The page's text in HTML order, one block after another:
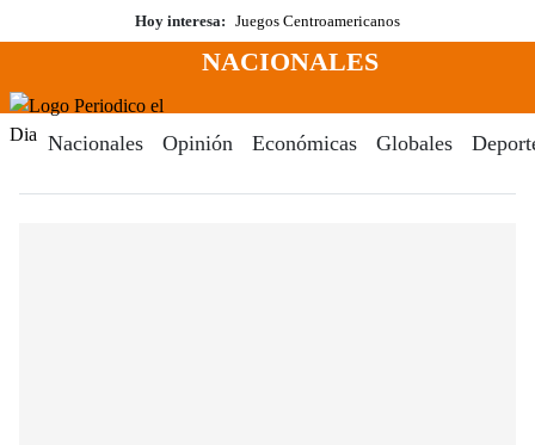
al
Hoy interesa: Juegos Centroamericanos
Menú
NACIONALES
Nacionales Opinión Económicas Globales